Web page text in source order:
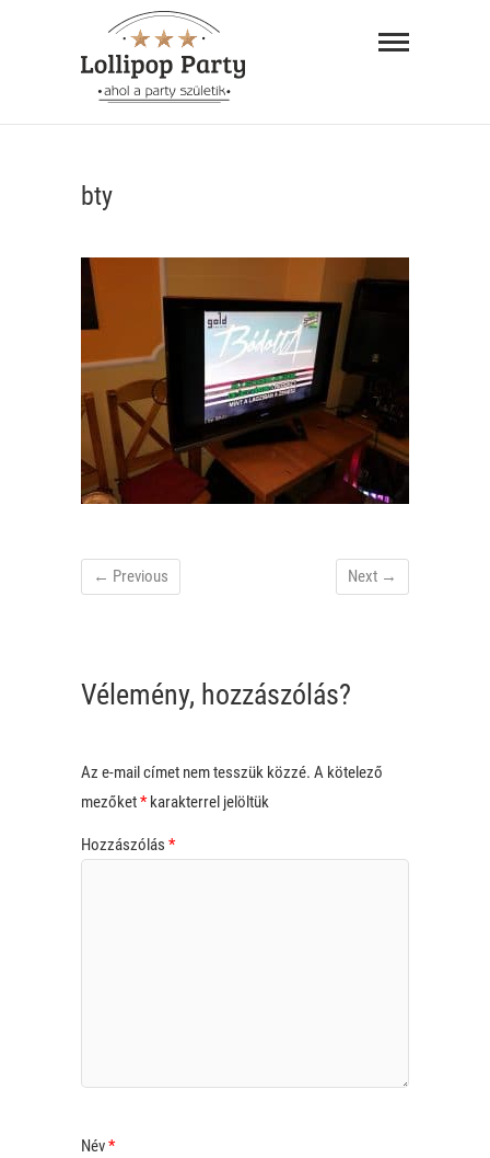
ahol a
"AHOL A PARTY SZÜLETIK"
bty
← Previous Next →
Vélemény, hozzászólás?
Az e-mail címet nem tesszük közzé. A kötelező
mezőket*karakterrel jelöltük
Hozzászólás *
Név*